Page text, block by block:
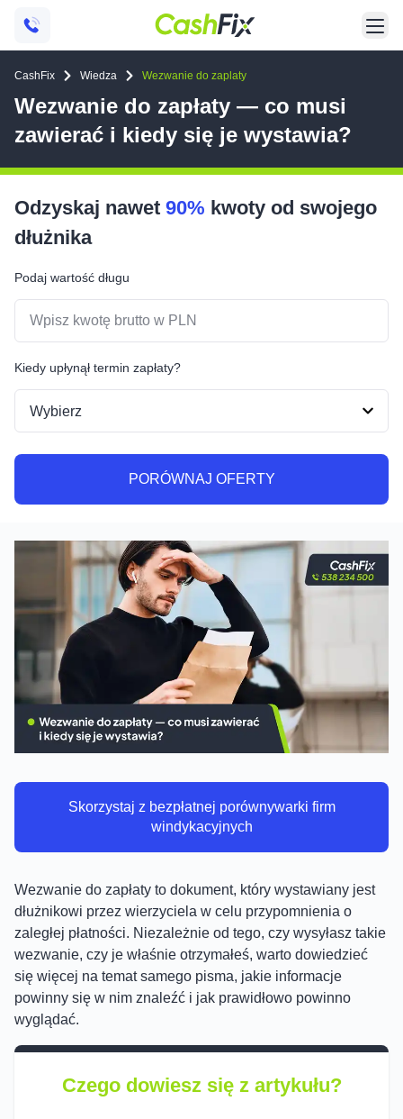
CashFix Wiedza Wezwanie do zaplaty
Wezwanie do zapłaty — co musi
zawierać i kiedy się je wystawia?
Skorzystaj z bezpłatnej porównywarki firm
windykacyjnych
Wezwanie do zapłaty to dokument, który wystawiany jest
dłużnikowi przez wierzyciela w celu przypomnienia o
zaległej płatności. Niezależnie od tego, czy wysyłasz takie
wezwanie, czy je właśnie otrzymałeś, warto dowiedzieć
się więcej na temat samego pisma, jakie informacje
powinny się w nim znaleźć i jak prawidłowo powinno
wyglądać.
Czego dowiesz się z artykułu?
Odzyskaj nawet 90% kwoty od swojego
dłużnika
Podaj wartość długu
Kiedy upłynął termin zapłaty?
PORÓWNAJ OFERTY